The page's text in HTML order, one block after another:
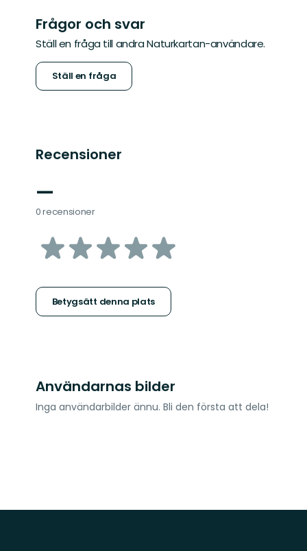
Frågor och svar
Ställ en fråga till andra Naturkartan-användare.
Ställ en fråga
Recensioner
—
0 recensioner
av
stjärnor
Betygsätt denna plats
Användarnas bilder
Inga användarbilder ännu. Bli den första att dela!